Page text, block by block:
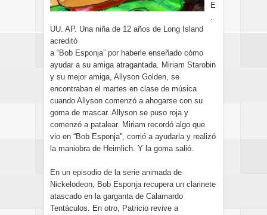
E
.
UU. AP. Una niña de 12 años de Long Island
acreditó
a “Bob Esponja” por haberle enseñado cómo
ayudar a su amiga atragantada. Miriam Starobin
y su mejor amiga, Allyson Golden, se
encontraban el martes en clase de música
cuando Allyson comenzó a ahogarse con su
goma de mascar. Allyson se puso roja y
comenzó a patalear. Miriam recordó algo que
vio en “Bob Esponja'', corrió a ayudarla y realizó
la maniobra de Heimlich. Y la goma salió.
En un episodio de la serie animada de
Nickelodeon, Bob Esponja recupera un clarinete
atascado en la garganta de Calamardo
Tentáculos. En otro, Patricio revive a